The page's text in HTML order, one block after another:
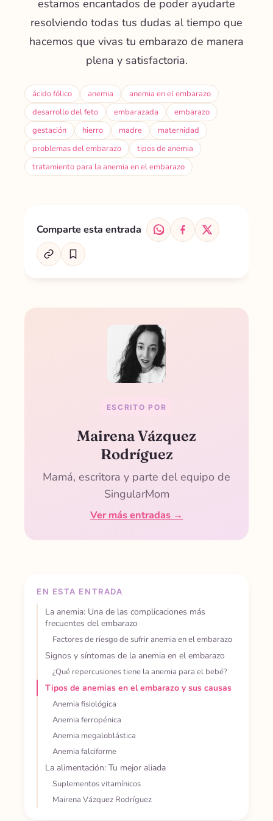
EN ESTA ENTRADA
La anemia: Una de las complicaciones más
frecuentes del embarazo
Factores de riesgo de sufrir anemia en el embarazo
Signos y síntomas de la anemia en el embarazo
¿Qué repercusiones tiene la anemia para el bebé?
Tipos de anemias en el embarazo y sus causas
Anemia fisiológica
Anemia ferropénica
Anemia megaloblástica
Anemia falciforme
La alimentación: Tu mejor aliada
Suplementos vitamínicos
Mairena Vázquez Rodríguez
estamos encantados de poder ayudarte
resolviendo todas tus dudas al tiempo que
hacemos que vivas tu embarazo de manera
plena y satisfactoria.
ácido fólico anemia
anemia en el embarazo
desarrollo del feto
embarazada
embarazo
gestación
hierro madre
maternidad
problemas del embarazo
tipos de anemia
tratamiento para la anemia en el embarazo
Comparte esta entrada
ESCRITO POR
Mairena Vázquez
Rodríguez
Mamá, escritora y parte del equipo de
SingularMom
Ver más entradas →